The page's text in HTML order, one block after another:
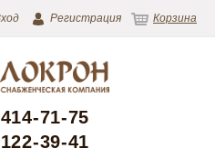
Регистрация Корзина
71-75
39-41